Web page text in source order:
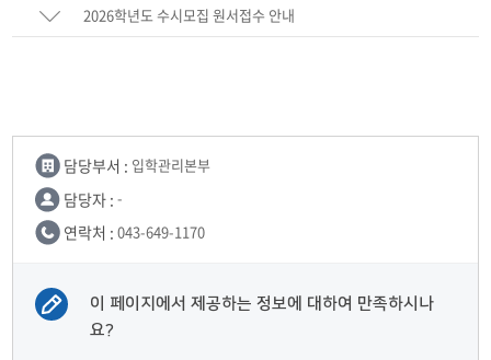
2026학년도 수시모집 원서접수 안내
담당부서 : 입학관리본부
담당자 : -
연락처 : 043-649-1170
이 페이지에서 제공하는 정보에 대하여 만족하시나
요?